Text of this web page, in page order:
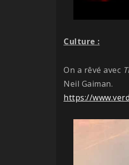
Culture :
On a rêvé avec
Neil Gaiman.
https://